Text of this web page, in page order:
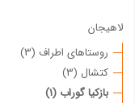
لاهیجان
روستاهای اطراف (3)
کتشال (3)
بازکیا گوراب (1)